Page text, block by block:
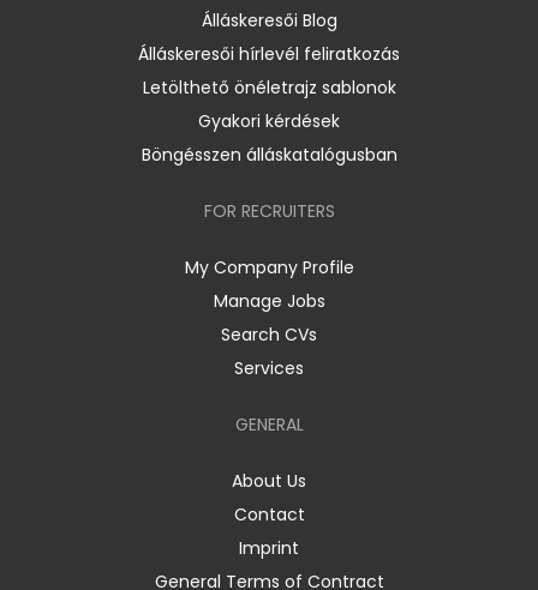
Álláskeresői Blog
Álláskeresői hírlevél feliratkozás
Letölthető önéletrajz sablonok
Gyakori kérdések
Böngésszen álláskatalógusban
FOR RECRUITERS
My Company Profile
Manage Jobs
Search CVs
Services
GENERAL
About Us
Contact
Imprint
General Terms of Contract